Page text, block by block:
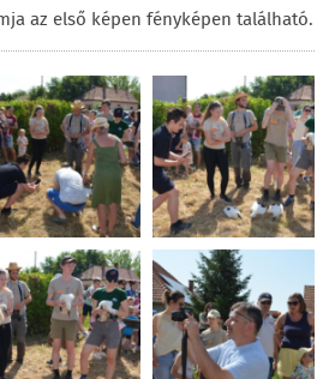
az első képen fényképen található.